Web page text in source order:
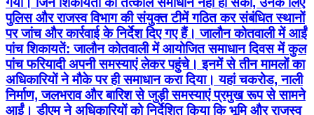
पुलिस और राजस्व विभाग की संयुक्त टीमें गठित कर संबंधित स्थानों
पर जांच और कार्रवाई के निर्देश दिए गए हैं। जालौन कोतवाली में आईं
पांच शिकायतें: जालौन कोतवाली में आयोजित समाधान दिवस में कुल
पांच फरियादी अपनी समस्याएं लेकर पहुंचे। इनमें से तीन मामलों का
अधिकारियों ने मौके पर ही समाधान करा दिया। यहां चकरोड, नाली
निर्माण, जलभराव और बारिश से जुड़ी समस्याएं प्रमुख रूप से सामने
आईं। डीएम ने अधिकारियों को निर्देशित किया कि भूमि और राजस्व